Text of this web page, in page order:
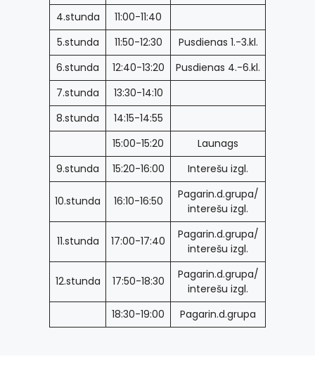
4.stunda
11:00-11:40
5.stunda
11:50-12:30
Pusdienas 1.-3.kl.
6.stunda
12:40-13:20
Pusdienas 4.-6.kl.
7.stunda
13:30-14:10
8.stunda
14:15-14:55
15:00-15:20
Launags
9.stunda
15:20-16:00 Interešu izgl.
10.stunda 16:10-16:50
Pagarin.d.grupa/
interešu izgl.
11.stunda 17:00-17:40
Pagarin.d.grupa/
interešu izgl.
12.stunda 17:50-18:30
Pagarin.d.grupa/
interešu izgl.
18:30-19:00
Pagarin.d.grupa